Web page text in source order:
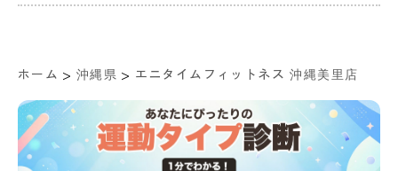
ホーム > 沖縄県 > エニタイムフィットネス 沖縄美里店